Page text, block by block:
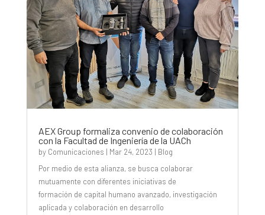
AEX Group formaliza convenio de colaboración
con la Facultad de Ingeniería de la UACh
by Comunicaciones | Mar 24, 2023 | Blog
Por medio de esta alianza, se busca colaborar
mutuamente con diferentes iniciativas de
formación de capital humano avanzado, investigación
aplicada y colaboración en desarrollo